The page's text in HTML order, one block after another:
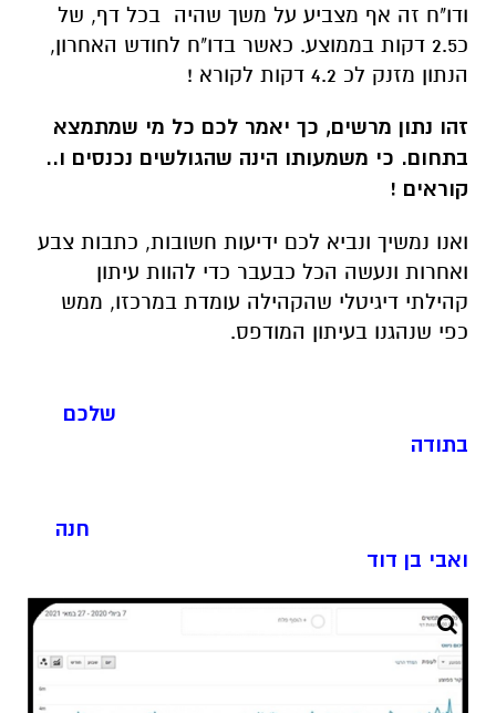
ודו"ח זה אף מצביע על משך שהיה בכל דף, של
כ2.5 דקות בממוצע. כאשר בדו"ח לחודש האחרון,
הנתון מזנק לכ 4.2 דקות לקורא !
זהו נתון מרשים, כך יאמר לכם כל מי שמתמצא
בתחום. כי משמעותו הינה שהגולשים נכנסים ו..
קוראים !
ואנו נמשיך ונביא לכם ידיעות חשובות, כתבות צבע
ואחרות ונעשה הכל כבעבר כדי להוות עיתון
קהילתי דיגיטלי שהקהילה עומדת במרכזו, ממש
כפי שנהגנו בעיתון המודפס.
שלכם
בתודה
חנה
ואבי בן דוד